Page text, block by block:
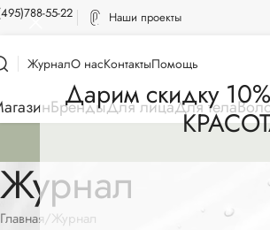
Дарим скидку
55-22 Наши проекты
ЖурналО насКонтактыПомощь
БрендыДля лицаДля тела
Журнал
Главная Журнал